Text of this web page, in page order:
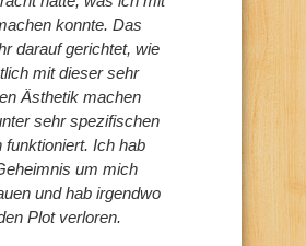
konnte. Das
darauf gerichtet, wie
mit dieser sehr
Ästhetik machen
sehr spezifischen
funktioniert. Ich hab
um mich
und hab irgendwo
Plot verloren.